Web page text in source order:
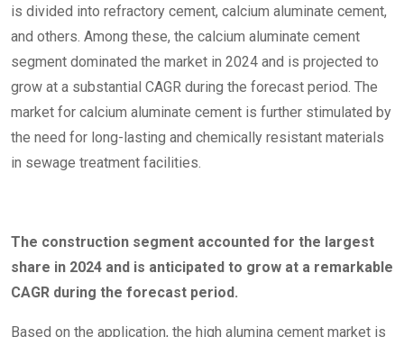
is divided into refractory cement, calcium aluminate cement,
and others. Among these, the calcium aluminate cement
segment dominated the market in 2024 and is projected to
grow at a substantial CAGR during the forecast period. The
market for calcium aluminate cement is further stimulated by
the need for long-lasting and chemically resistant materials
in sewage treatment facilities.
The construction segment accounted for the largest
share in 2024 and is anticipated to grow at a remarkable
CAGR during the forecast period.
Based on the application, the high alumina cement market is